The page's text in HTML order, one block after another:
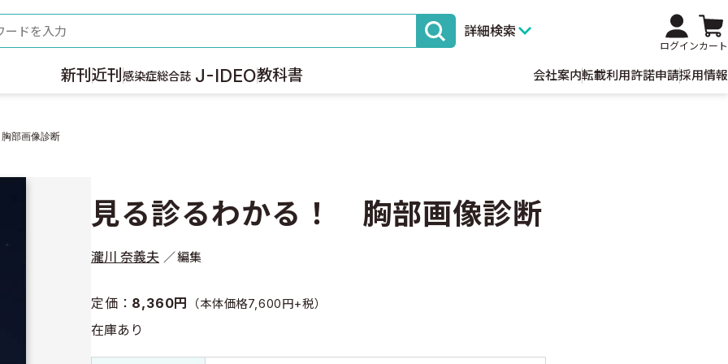
詳細検索
ログインカート
新刊 近刊 感染症総合誌 J-IDEO教科書 会社案内転載利用許諾申請採用情報
部画像診断
見る診るわかる！ 胸部画像診断
瀧川 奈義夫 編集
定価： 8,360円 （本体価格7,600円+税）
在庫あり